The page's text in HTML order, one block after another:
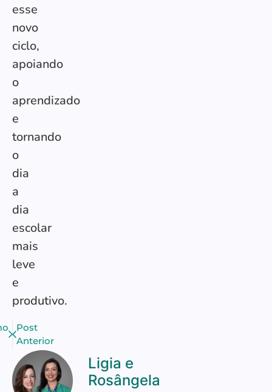
esse
novo
ciclo,
apoiando
o
aprendizado
e
tornando
o
dia
a
dia
escolar
mais
leve
e
produtivo.
Post
Anterior
Ligia e
Rosângela